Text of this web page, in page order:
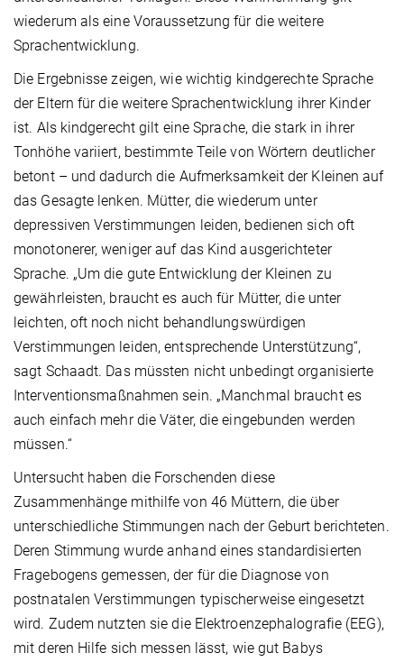
wiederum als eine Voraussetzung für die weitere
Sprachentwicklung.
Die Ergebnisse zeigen, wie wichtig kindgerechte Sprache
der Eltern für die weitere Sprachentwicklung ihrer Kinder
ist. Als kindgerecht gilt eine Sprache, die stark in ihrer
Tonhöhe variiert, bestimmte Teile von Wörtern deutlicher
betont – und dadurch die Aufmerksamkeit der Kleinen auf
das Gesagte lenken. Mütter, die wiederum unter
depressiven Verstimmungen leiden, bedienen sich oft
monotonerer, weniger auf das Kind ausgerichteter
Sprache. „Um die gute Entwicklung der Kleinen zu
gewährleisten, braucht es auch für Mütter, die unter
leichten, oft noch nicht behandlungswürdigen
Verstimmungen leiden, entsprechende Unterstützung“,
sagt Schaadt. Das müssten nicht unbedingt organisierte
Interventionsmaßnahmen sein. „Manchmal braucht es
auch einfach mehr die Väter, die eingebunden werden
müssen.“
Untersucht haben die Forschenden diese
Zusammenhänge mithilfe von 46 Müttern, die über
unterschiedliche Stimmungen nach der Geburt berichteten.
Deren Stimmung wurde anhand eines standardisierten
Fragebogens gemessen, der für die Diagnose von
postnatalen Verstimmungen typischerweise eingesetzt
wird. Zudem nutzten sie die Elektroenzephalografie (EEG),
mit deren Hilfe sich messen lässt, wie gut Babys